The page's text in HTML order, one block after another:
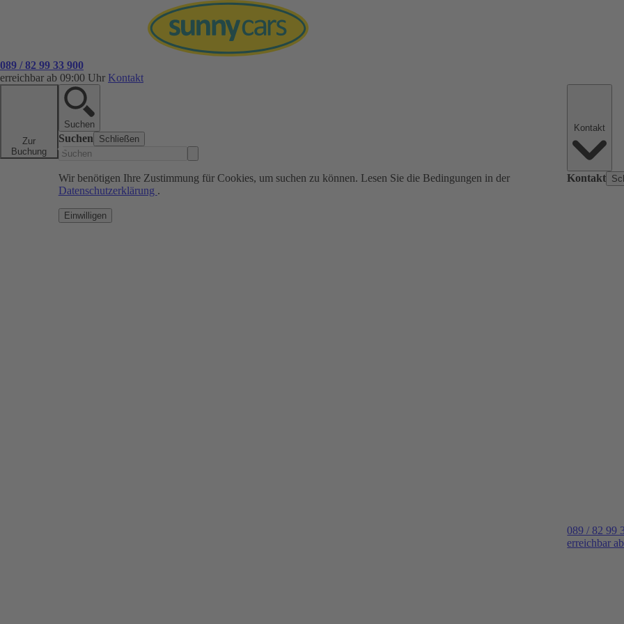
089 / 82 99 33 900
erreichbar ab 09:00 Uhr Kontakt
Zur
Buchung
Suchen
Suchen Schließen
Wir benötigen Ihre Zustimmung für Cookies, um suchen zu können. Lesen Sie die Bedingungen in der
Datenschutzerklärung .
Einwilligen
Kontakt
089 / 82 99
erreichbar